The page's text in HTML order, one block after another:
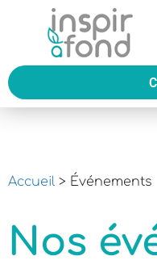
Accueil > Événements
Nos